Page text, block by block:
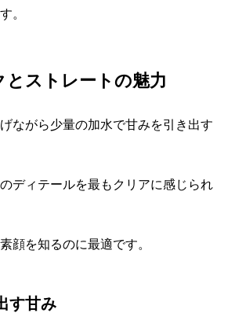
。
とストレートの魅力
ながら少量の加水で甘みを引き出す
ディテールを最もクリアに感じられ
顔を知るのに最適です。
す甘み